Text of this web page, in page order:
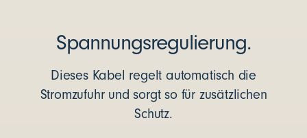
Spannungsregulierung.
Dieses Kabel regelt automatisch die
Stromzufuhr und sorgt so für zusätzlichen
Schutz.